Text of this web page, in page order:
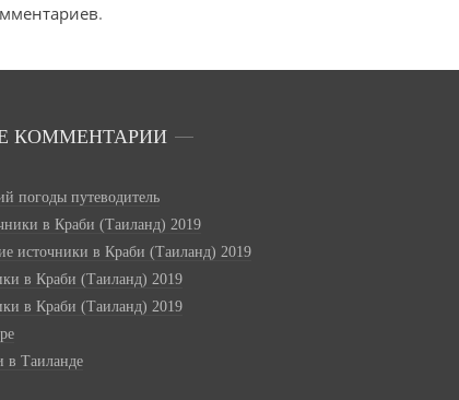
.
КОММЕНТАРИИ
погоды путеводитель
в Краби (Таиланд) 2019
источники в Краби (Таиланд) 2019
в Краби (Таиланд) 2019
в Краби (Таиланд) 2019
в Таиланде